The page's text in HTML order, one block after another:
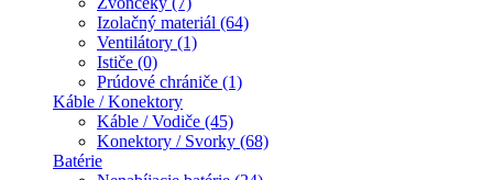
Izolačný materiál (64)
Ventilátory (1)
Ističe (0)
Prúdové chrániče (1)
Káble / Konektory
Káble / Vodiče (45)
Konektory / Svorky (68)
Batérie